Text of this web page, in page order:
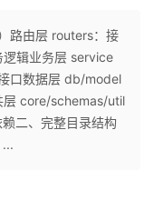
路由层 routers：接
逻辑业务层 service
口数据层 db/model
层 core/schemas/util
二、完整目录结构